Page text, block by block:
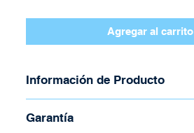
Agregar al carrito
Información de Producto
Modelo RF-530
Garantía